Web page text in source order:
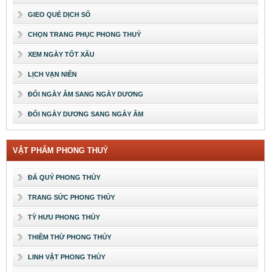
GIEO QUẺ DỊCH SỐ
CHỌN TRANG PHỤC PHONG THUỶ
XEM NGÀY TỐT XẤU
LỊCH VẠN NIÊN
ĐỔI NGÀY ÂM SANG NGÀY DƯƠNG
ĐỔI NGÀY DƯƠNG SANG NGÀY ÂM
VẬT PHẨM PHONG THUỶ
ĐÁ QUÝ PHONG THỦY
TRANG SỨC PHONG THỦY
TỲ HƯU PHONG THỦY
THIỀM THỪ PHONG THỦY
LINH VẬT PHONG THỦY